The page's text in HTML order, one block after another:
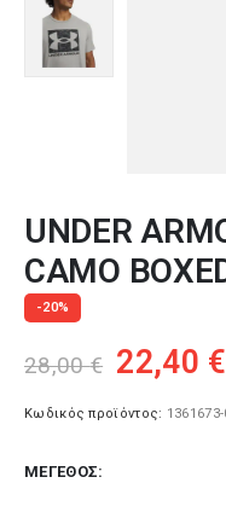
UNDER
CAMO
-20%
28,00€ Original
was:
22,40 €
Κωδικός προϊόντος:
ΜΈΓΕΘΟΣ